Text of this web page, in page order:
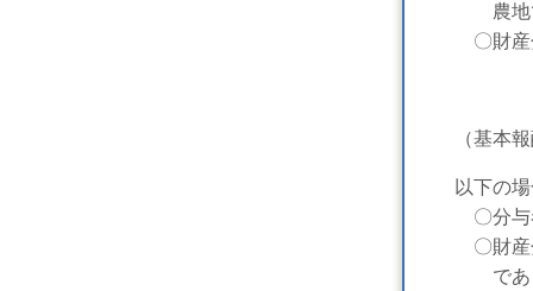
農地で
〇財産分
（基本報
以下の場
〇分与者
〇財産分
であ